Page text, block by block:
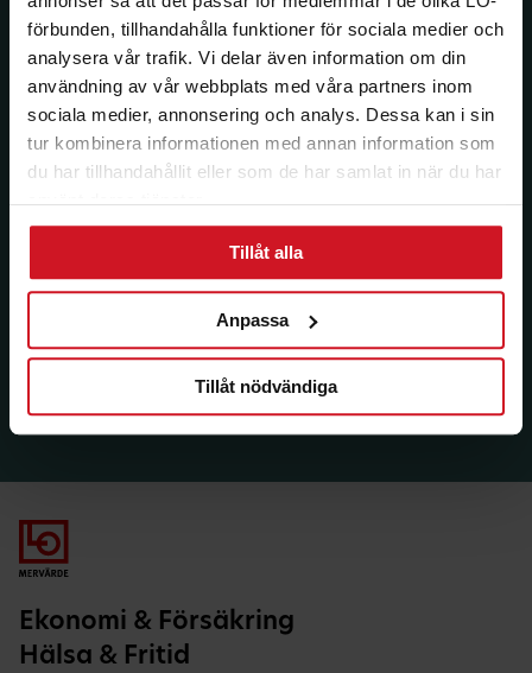
förbunden, tillhandahålla funktioner för sociala medier och
analysera vår trafik. Vi delar även information om din
användning av vår webbplats med våra partners inom
sociala medier, annonsering och analys. Dessa kan i sin
tur kombinera informationen med annan information som
du har tillhandahållit eller som de har samlat in när du har
använt deras tjänster.
Tillåt alla
Anpassa
Tillåt nödvändiga
Ekonomi & Försäkring
Hälsa & Fritid